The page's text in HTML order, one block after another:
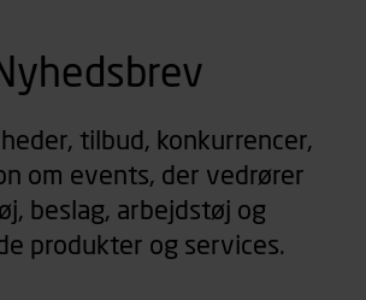
tilbud, konkurrencer,
om events, der vedrører
beslag, arbejdstøj og
produkter og services.